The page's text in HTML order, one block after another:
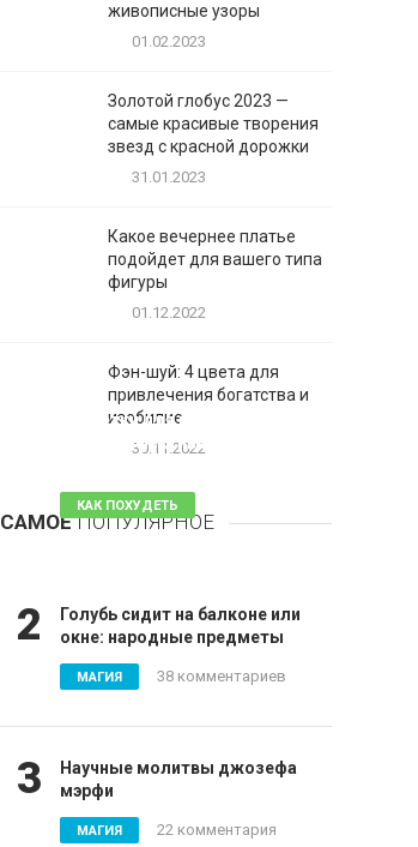
живописные узоры
01.02.2023
Золотой глобус 2023 —
самые красивые творения
звезд с красной дорожки
31.01.2023
Какое вечернее платье
подойдет для вашего типа
фигуры
01.12.2022
Фэн-шуй: 4 цвета для
привлечения богатства и
изобилие
30.11.2022
САМОЕПОПУЛЯРНОЕ
Таблетки для похудения -
обзор эффективных и
КАК ПОХУДЕТЬ
81 комментарий
2
Голубь сидит на балконе или
окне: народные предметы
МАГИЯ 38 комментариев
3
Научные молитвы джозефа
мэрфи
МАГИЯ 22 комментария